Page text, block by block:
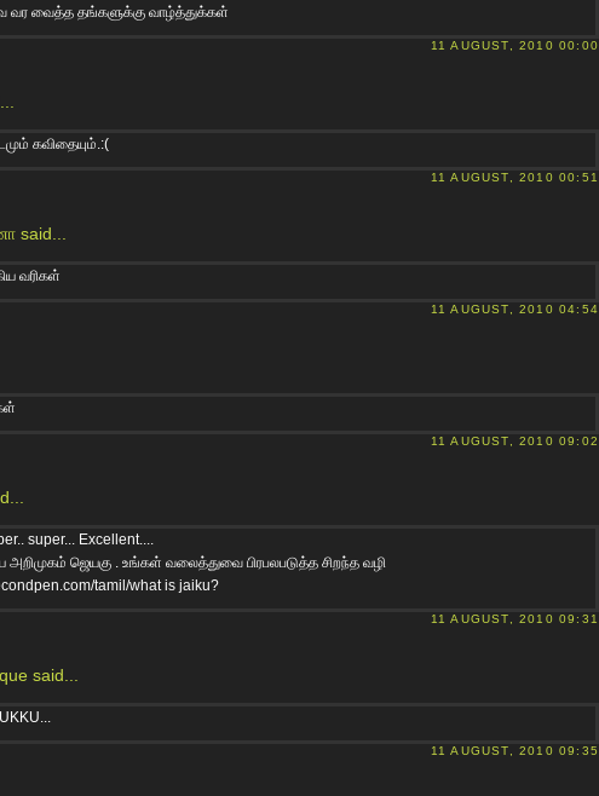
வைத்த தங்களுக்கு வாழ்த்துக்கள்
11 AUGUST, 2010 00:00
கவிதையும்.:(
11 AUGUST, 2010 00:51
said...
வரிகள்
11 AUGUST, 2010 04:54
11 AUGUST, 2010 09:02
super... Excellent....
அறிமுகம் ஜெயகு . உங்கள் வலைத்துவை பிரபலபடுத்த சிறந்த வழி
tamil/what is jaiku?
11 AUGUST, 2010 09:31
said...
11 AUGUST, 2010 09:35